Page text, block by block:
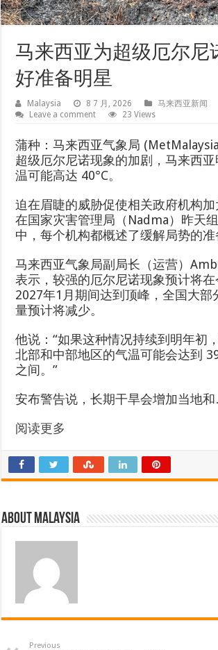
马来西亚为超级厄尔尼
好准备明星
Malaysia 8 7 月, 2026
马来西亚新闻
Leave a comment
23 Views
蒲种：马来西亚气象局
超级厄尔尼诺现象的加剧，马来西
温可能高达 40°C。
迫在眉睫的威胁促使相关政府机构加
在国家灾害管理局（Nadma）昨天
中，每个机构都概述了缓解局势的准
马来西亚气象局副局长（运营）
表示，较强的厄尔尼诺现象预计将
2027年1月期间达到顶峰，全国大部
量预计将减少。
他说：“如果这种情况持续到明年初
北部和中部地区的气温可能会达到
之间。”
安布警告说，长期干旱会增加当地
阅读更多
About Malaysia
Previous